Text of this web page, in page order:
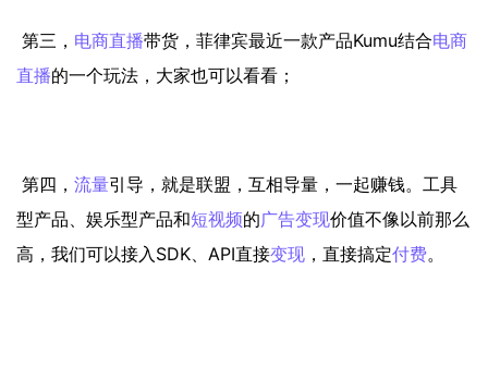
第三， 电商直播带货，菲律宾最近一款产品Kumu结合电商
直播的一个玩法，大家也可以看看；
第四， 流量引导，就是联盟，互相导量，一起赚钱。工具
型产品、娱乐型产品和短视频的广告变现价值不像以前那么
高，我们可以接入SDK、API直接变现 ，直接搞定付费。